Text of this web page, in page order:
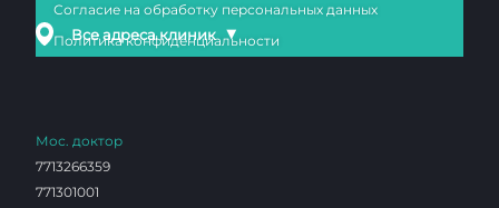
Все адреса клиник ▼
Согласие на обработку персональных данных
Политика конфиденциальности
Мос. доктор
7713266359
771301001